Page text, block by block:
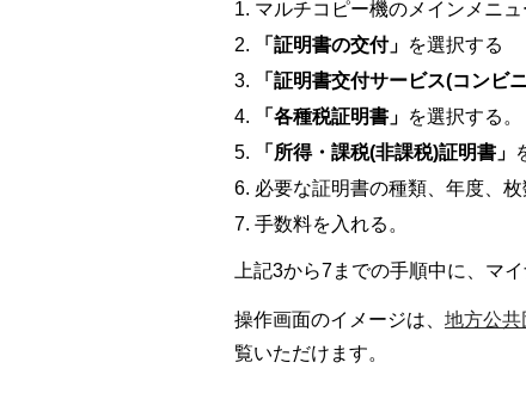
マルチコピー機のメインメニュ
「証明書の交付」 を選択する
「証明書交付サービス(コンビ
「各種税証明書」 を選択する。
「所得・課税(非課税)証明書」
必要な証明書の種類、年度、枚
手数料を入れる。
上記3から7までの手順中に、マ
操作画面のイメージは、 地方公共
覧いただけます。